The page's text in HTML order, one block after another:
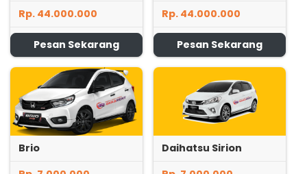
Rp. 44.000.000
Pesan Sekarang
Rp. 44.000.000
Pesan Sekarang
Brio
Daihatsu Sirion